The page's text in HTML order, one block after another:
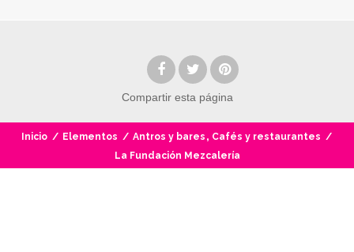
Compartir esta página
Inicio / Elementos / Antros y bares , Cafés y restaurantes /
La Fundación Mezcalería